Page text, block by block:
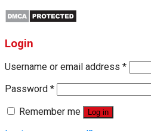
Login
Username or email address *
Password *
Remember me
Log in